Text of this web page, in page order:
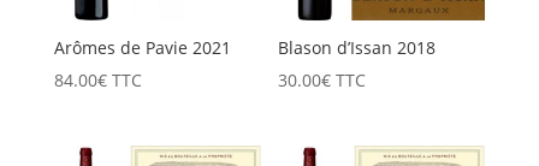
Arômes de Pavie 2021
84.00€ TTC
Blason d’Issan 2018
30.00€ TTC